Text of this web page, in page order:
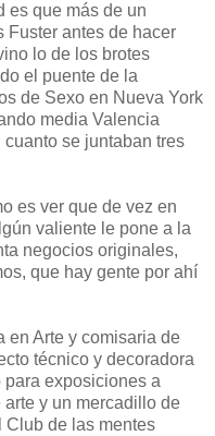
es que más de un
Fuster antes de hacer
lo de los brotes
el puente de la
de Sexo en Nueva York
media Valencia
se juntaban tres
es ver que de vez en
valiente le pone a la
negocios originales,
que hay gente por ahí
en Arte y comisaria de
técnico y decoradora
exposiciones a
y un mercadillo de
Club de las mentes